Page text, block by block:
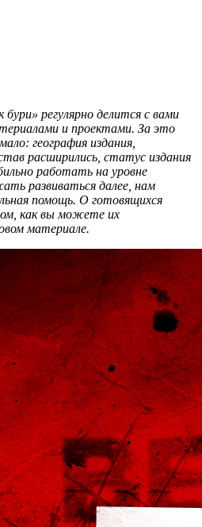
регулярно делится с вами
и проектами. За это
география издания,
расширились, статус издания
работать на уровне
развиваться далее, нам
помощь. О готовящихся
как вы можете их
материале.